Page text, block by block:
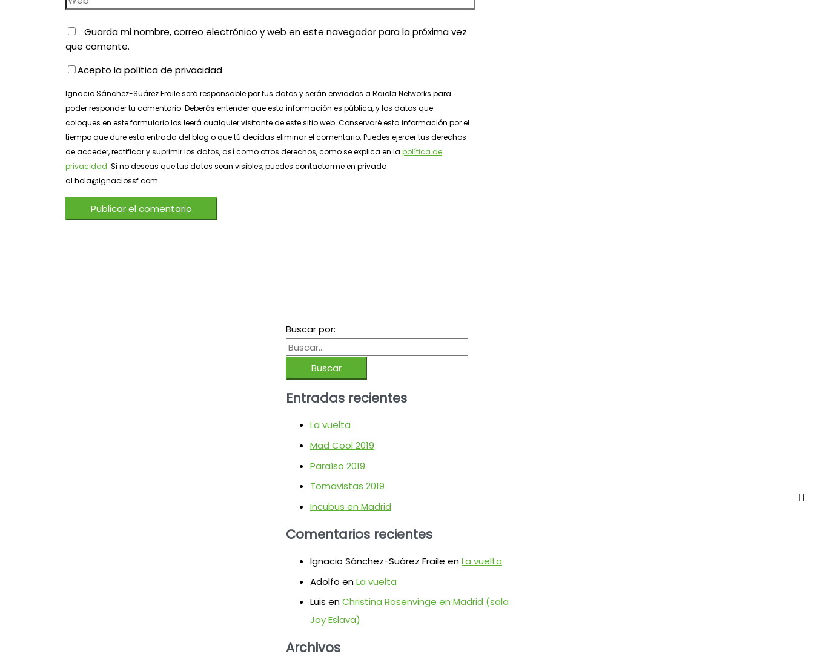
Guarda mi nombre, correo electrónico y web en este navegador para la próxima vez
que comente.
Acepto la política de privacidad
Ignacio Sánchez-Suárez Fraile será responsable por tus datos y serán enviados a Raiola Networks para
poder responder tu comentario. Deberás entender que esta información es pública, y los datos que
coloques en este formulario los leerá cualquier visitante de este sitio web. Conservaré esta información por el
tiempo que dure esta entrada del blog o que tú decidas eliminar el comentario. Puedes ejercer tus derechos
de acceder, rectificar y suprimir los datos, así como otros derechos, como se explica en lapolítica de
privacidad. Si no deseas que tus datos sean visibles, puedes contactarme en privado
al hola@ignaciossf.com.
Buscar por:
Entradas recientes
La vuelta
Mad Cool 2019
Paraíso 2019
Tomavistas 2019
Incubus en Madrid
Comentarios recientes
Ignacio Sánchez-Suárez Fraile enLa vuelta
Adolfo enLa vuelta
Luis enChristina Rosenvinge en Madrid (sala
Joy Eslava)
Archivos